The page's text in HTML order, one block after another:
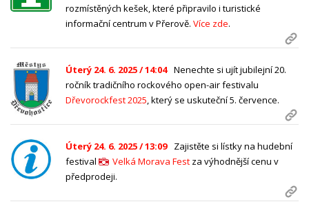
rozmístěných kešek, které připravilo i turistické
informační centrum v Přerově. Více zde.
Úterý 24. 6. 2025 / 14:04 Nenechte si ujít jubilejní 20.
ročník tradičního rockového open-air festivalu
Dřevorockfest 2025 , který se uskuteční 5. července.
Úterý 24. 6. 2025 / 13:09
Zajistěte si lístky na hudební
festival
Velká Morava Fest za výhodnější cenu v
předprodeji.